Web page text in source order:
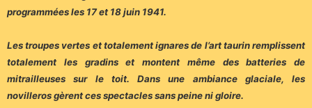
programmées les 17 et 18 juin 1941.
Les troupes vertes et totalement ignares de l’art taurin remplissent
totalement les gradins et montent même des batteries de
mitrailleuses sur le toit. Dans une ambiance glaciale, les
novilleros gèrent ces spectacles sans peine ni gloire.